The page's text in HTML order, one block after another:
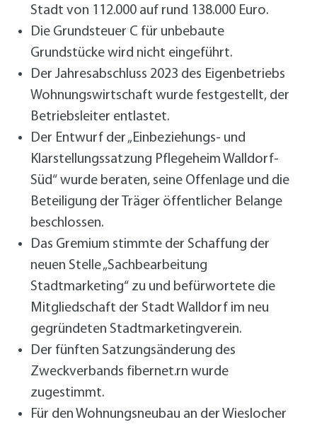
Stadt von 112.000 auf rund 138.000 Euro.
Die Grundsteuer C für unbebaute
Grundstücke wird nicht eingeführt.
Der Jahresabschluss 2023 des Eigenbetriebs
Wohnungswirtschaft wurde festgestellt, der
Betriebsleiter entlastet.
Der Entwurf der „Einbeziehungs- und
Klarstellungssatzung Pflegeheim Walldorf-
Süd“ wurde beraten, seine Offenlage und die
Beteiligung der Träger öffentlicher Belange
beschlossen.
Das Gremium stimmte der Schaffung der
neuen Stelle „Sachbearbeitung
Stadtmarketing“ zu und befürwortete die
Mitgliedschaft der Stadt Walldorf im neu
gegründeten Stadtmarketingverein.
Der fünften Satzungsänderung des
Zweckverbands fibernet.rn wurde
zugestimmt.
Für den Wohnungsneubau an der Wieslocher